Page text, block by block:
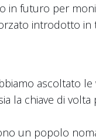
in futuro per
introdotto
ascoltato le
la chiave di volta
un popolo